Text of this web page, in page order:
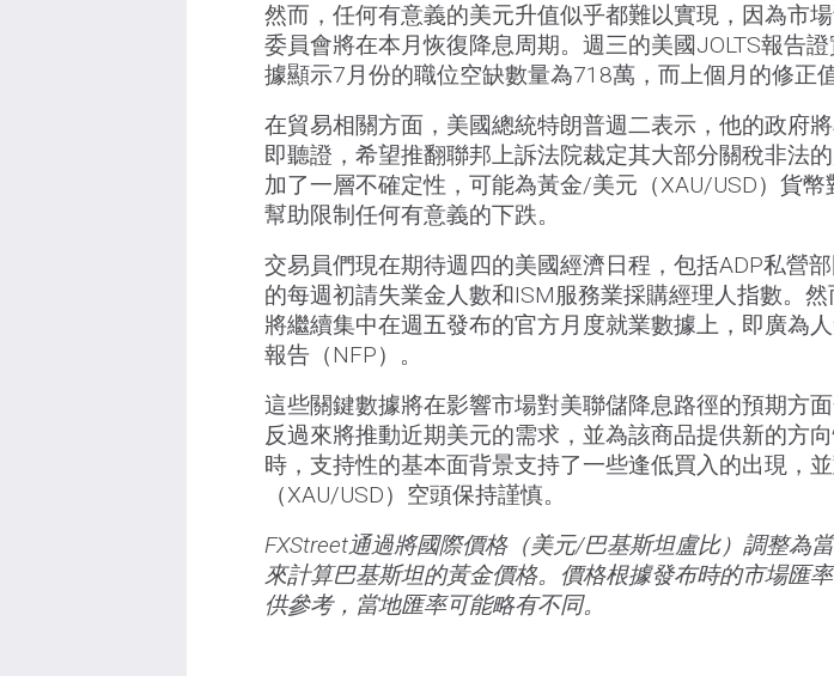
然而，任何有意義的美元升值似乎都難以實現，因為市
委員會將在本月恢復降息周期。週三的美國JOLTS報告
據顯示7月份的職位空缺數量為718萬，而上個月的修正
在貿易相關方面，美國總統特朗普週二表示，他的政府
即聽證，希望推翻聯邦上訴法院裁定其大部分關稅非法
加了一層不確定性，可能為黃金/美元（XAU/USD）貨
幫助限制任何有意義的下跌。
交易員們現在期待週四的美國經濟日程，包括ADP私營
的每週初請失業金人數和ISM服務業採購經理人指數。
將繼續集中在週五發布的官方月度就業數據上，即廣為
報告（NFP）。
這些關鍵數據將在影響市場對美聯儲降息路徑的預期方
反過來將推動近期美元的需求，並為該商品提供新的方
時，支持性的基本面背景支持了一些逢低買入的出現，
（XAU/USD）空頭保持謹慎。
FXStreet通過將國際價格（美元/巴基斯坦盧比）調整為
來計算巴基斯坦的黃金價格。價格根據發布時的市場匯
供參考，當地匯率可能略有不同。